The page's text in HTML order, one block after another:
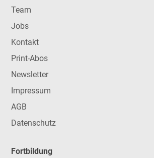
Team
Jobs
Kontakt
Print-Abos
Newsletter
Impressum
AGB
Datenschutz
Fortbildung